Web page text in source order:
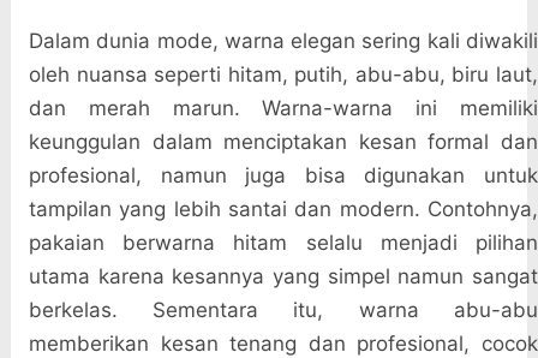
Dalam dunia mode, warna elegan sering kali diwakili
oleh nuansa seperti hitam, putih, abu-abu, biru laut,
dan merah marun. Warna-warna ini memiliki
keunggulan dalam menciptakan kesan formal dan
profesional, namun juga bisa digunakan untuk
tampilan yang lebih santai dan modern. Contohnya,
pakaian berwarna hitam selalu menjadi pilihan
utama karena kesannya yang simpel namun sangat
berkelas. Sementara itu, warna abu-abu
memberikan kesan tenang dan profesional, cocok